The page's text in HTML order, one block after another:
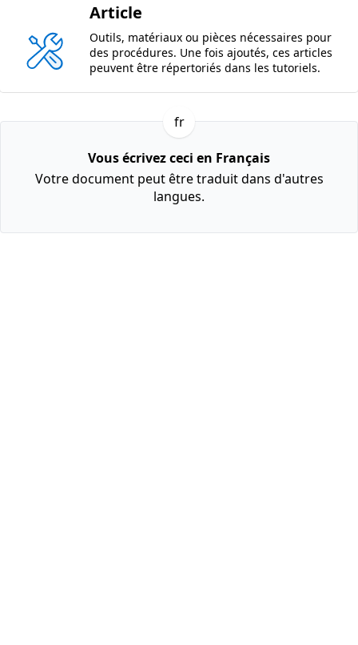
Article
Outils, matériaux ou pièces nécessaires pour
des procédures. Une fois ajoutés, ces articles
peuvent être répertoriés dans les tutoriels.
fr
Vous écrivez ceci en Français
Votre document peut être traduit dans d'autres
langues.